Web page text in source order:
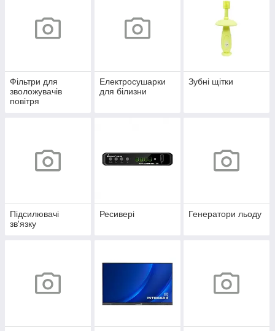
Фільтри для
зволожувачів
повітря
Електросушарки
для білизни
Зубні щітки
Підсилювачі
зв'язку
Ресивері Генератори льоду